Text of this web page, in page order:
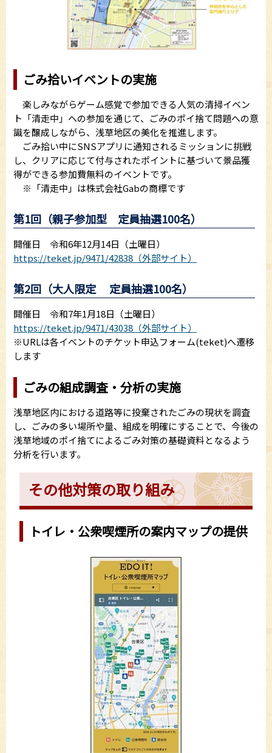
ごみ拾いイベントの実施
楽しみながらゲーム感覚で参加できる人気の清掃イベン
ト「清走中」への参加を通じて、ごみのポイ捨て問題への意
識を醸成しながら、浅草地区の美化を推進します。
ごみ拾い中にSNSアプリに通知されるミッションに挑戦
し、クリアに応じて付与されたポイントに基づいて景品獲
得ができる参加費無料のイベントです。
※「清走中」は株式会社Gabの商標です
第1回（親子参加型 定員抽選100名）
開催日 令和6年12月14日（土曜日）
https://teket.jp/9471/42838（外部サイト）
第2回（大人限定 定員抽選100名）
開催日 令和7年1月18日（土曜日）
https://teket.jp/9471/43038（外部サイト）
※URLは各イベントのチケット申込フォーム(teket)へ遷移
します
ごみの組成調査・分析の実施
浅草地区内における道路等に投棄されたごみの現状を調査
し、ごみの多い場所や量、組成を明確にすることで、今後の
浅草地域のポイ捨てによるごみ対策の基礎資料となるよう
分析を行います。
その他対策の取り組み
トイレ・公衆喫煙所の案内マップの提供